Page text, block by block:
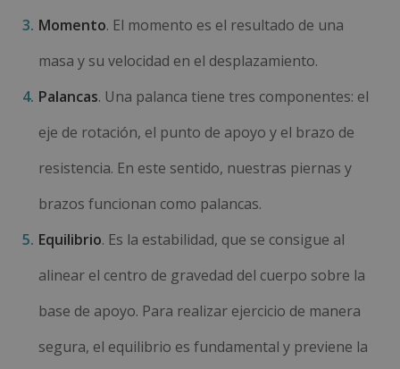
Momento. El momento es el resultado de una
masa y su velocidad en el desplazamiento.
Palancas. Una palanca tiene tres componentes: el
eje de rotación, el punto de apoyo y el brazo de
resistencia. En este sentido, nuestras piernas y
brazos funcionan como palancas.
Equilibrio. Es la estabilidad, que se consigue al
alinear el centro de gravedad del cuerpo sobre la
base de apoyo. Para realizar ejercicio de manera
segura, el equilibrio es fundamental y previene la